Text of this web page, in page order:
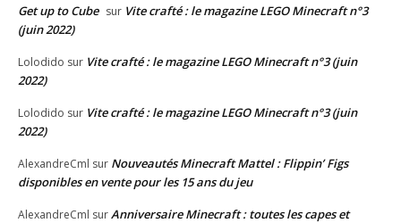
Get up to Cube sur Vite crafté : le magazine LEGO Minecraft n°3
(juin 2022)
Lolodido sur Vite crafté : le magazine LEGO Minecraft n°3 (juin
2022)
Lolodido sur Vite crafté : le magazine LEGO Minecraft n°3 (juin
2022)
AlexandreCml sur Nouveautés Minecraft Mattel : Flippin’ Figs
disponibles en vente pour les 15 ans du jeu
AlexandreCml surAnniversaire Minecraft : toutes les capes et